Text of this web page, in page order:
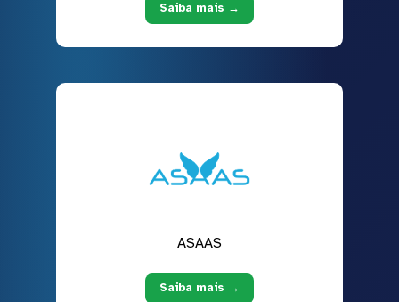
Saiba mais →
ASAAS
Saiba mais →